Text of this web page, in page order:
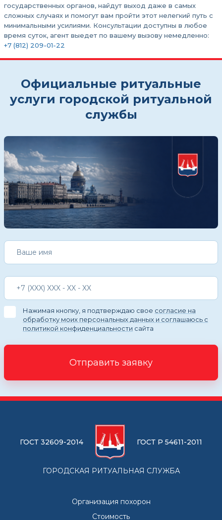
государственных органов, найдут выход даже в самых
сложных случаях и помогут вам пройти этот нелегкий путь с
минимальными усилиями. Консультации доступны в любое
время суток, агент выедет по вашему вызову немедленно:
+7 (812) 209-01-22
Официальные ритуальные
услуги городской ритуальной
службы
Нажимая кнопку, я подтверждаю свое согласие на
обработку моих персональных данных и соглашаюсь с
политикой конфиденциальности сайта
Отправить заявку
ГОСТ 32609-2014 ГОСТ Р 54611-2011
ГОРОДСКАЯ РИТУАЛЬНАЯ СЛУЖБА
Организация похорон
Стоимость